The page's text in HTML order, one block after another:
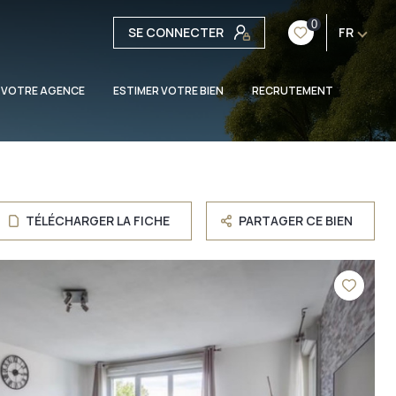
SE CONNECTER 0 FR
AGENCE ESTIMER VOTRE BIEN RECRUTEMENT
TÉLÉCHARGER LA FICHE PARTAGER CE BIEN